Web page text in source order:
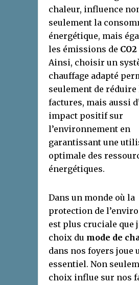
chaleur, influence
seulement la
énergétique, mais
les émissions de CO2
Ainsi, choisir un
chauffage adapté
seulement de réduire
factures, mais aussi
impact positif sur
l’environnement en
garantissant une
optimale des
énergétiques.
Dans un monde où la
protection de
est plus cruciale que
choix du mode de
dans nos foyers joue
essentiel. Non
choix influe sur nos